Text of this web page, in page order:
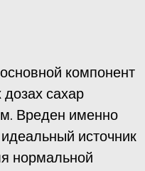
компонент
сахар
Вреден именно
источник
нормальной